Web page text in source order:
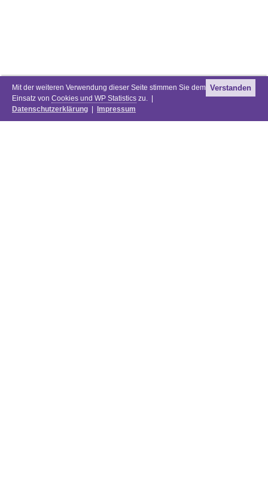
Mit der weiteren Verwendung dieser Seite stimmen Sie dem
Einsatz von Cookies und WP Statistics zu. |
Datenschutzerklärung
Impressum
Verstanden